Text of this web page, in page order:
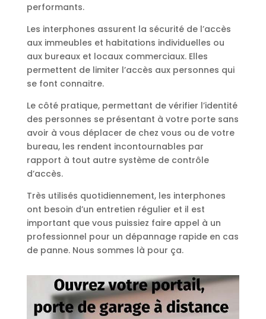
performants.
Les interphones assurent la sécurité de l’accès
aux immeubles et habitations individuelles ou
aux bureaux et locaux commerciaux. Elles
permettent de limiter l’accès aux personnes qui
se font connaitre.
Le côté pratique, permettant de vérifier l’identité
des personnes se présentant à votre porte sans
avoir à vous déplacer de chez vous ou de votre
bureau, les rendent incontournables par
rapport à tout autre système de contrôle
d’accès.
Très utilisés quotidiennement, les interphones
ont besoin d’un entretien régulier et il est
important que vous puissiez faire appel à un
professionnel pour un dépannage rapide en cas
de panne. Nous sommes là pour ça.